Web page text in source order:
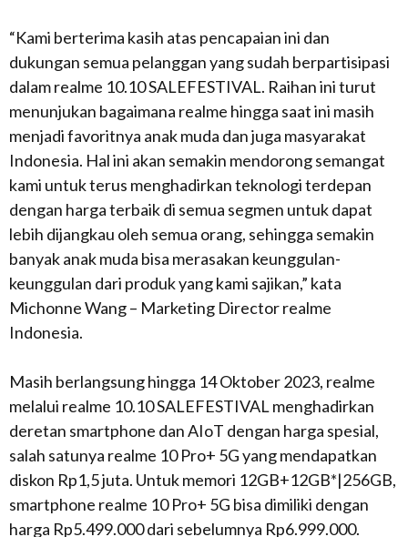
“Kami berterima kasih atas pencapaian ini dan
dukungan semua pelanggan yang sudah berpartisipasi
dalam realme 10.10 SALEFESTIVAL. Raihan ini turut
menunjukan bagaimana realme hingga saat ini masih
menjadi favoritnya anak muda dan juga masyarakat
Indonesia. Hal ini akan semakin mendorong semangat
kami untuk terus menghadirkan teknologi terdepan
dengan harga terbaik di semua segmen untuk dapat
lebih dijangkau oleh semua orang, sehingga semakin
banyak anak muda bisa merasakan keunggulan-
keunggulan dari produk yang kami sajikan,” kata
Michonne Wang – Marketing Director realme
Indonesia.
Masih berlangsung hingga 14 Oktober 2023, realme
melalui realme 10.10 SALEFESTIVAL menghadirkan
deretan smartphone dan AIoT dengan harga spesial,
salah satunya realme 10 Pro+ 5G yang mendapatkan
diskon Rp1,5 juta. Untuk memori 12GB+12GB*|256GB,
smartphone realme 10 Pro+ 5G bisa dimiliki dengan
harga Rp5.499.000 dari sebelumnya Rp6.999.000.